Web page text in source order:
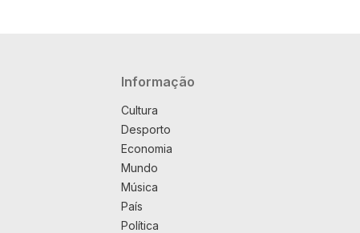
Navegação principal
Informação
Cultura
Desporto
Economia
Mundo
Música
País
Política